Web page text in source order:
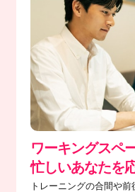
ワーキングスペ
忙しいあなたを
トレーニングの合間や